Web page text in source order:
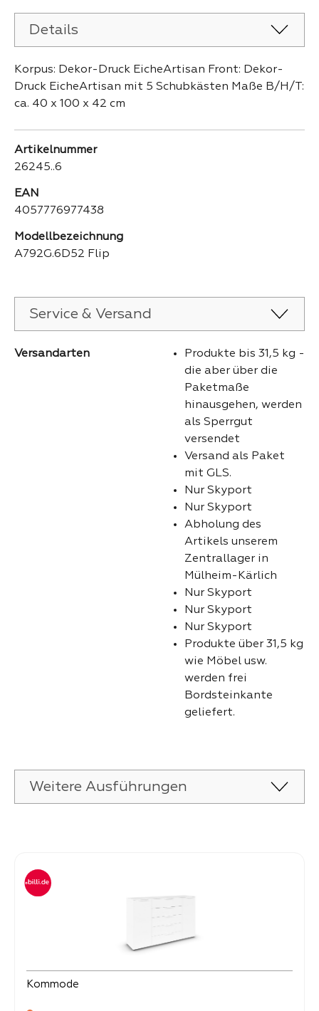
Details
Korpus: Dekor-Druck EicheArtisan Front: Dekor-
Druck EicheArtisan mit 5 Schubkästen Maße B/H/T:
ca. 40 x 100 x 42 cm
Artikelnummer
26245..6
EAN
4057776977438
Modellbezeichnung
A792G.6D52 Flip
Service & Versand
Versandarten
Produkte bis 31,5 kg -
die aber über die
Paketmaße
hinausgehen, werden
als Sperrgut
versendet
Versand als Paket
mit GLS.
Nur Skyport
Nur Skyport
Abholung des
Artikels unserem
Zentrallager in
Mülheim-Kärlich
Nur Skyport
Nur Skyport
Nur Skyport
Produkte über 31,5 kg
wie Möbel usw.
werden frei
Bordsteinkante
geliefert.
Weitere Ausführungen
Kommode